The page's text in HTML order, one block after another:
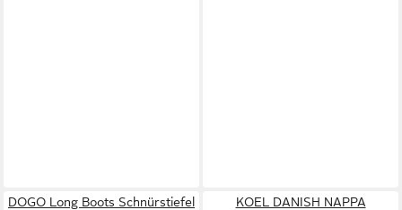
DOGO Long Boots Schnürstiefel
KOEL DANISH NAPPA